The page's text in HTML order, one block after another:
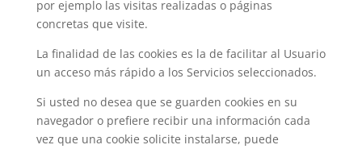
por ejemplo las visitas realizadas o páginas
concretas que visite.
La finalidad de las cookies es la de facilitar al Usuario
un acceso más rápido a los Servicios seleccionados.
Si usted no desea que se guarden cookies en su
navegador o prefiere recibir una información cada
vez que una cookie solicite instalarse, puede